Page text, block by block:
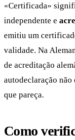
«Certificada»
independente e
emitiu um
validade. Na
de acreditação
autodeclaração
que pareça.
Como